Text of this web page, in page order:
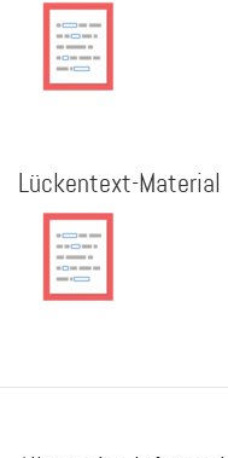
Lückentext-Material